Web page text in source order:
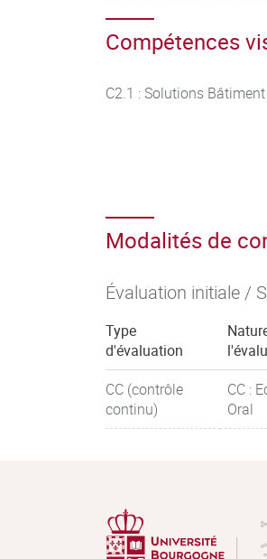
Compétences
C2.1 : Solutions
Modalités de
Évaluation initiale /
Type
d'évaluation
CC (contrôle
continu)
CC :
Oral